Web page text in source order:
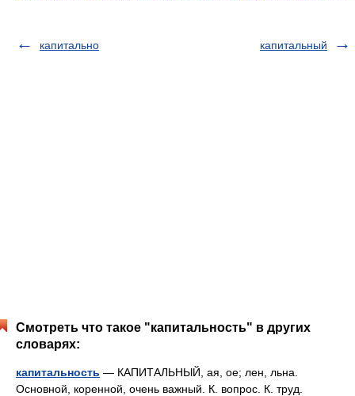
капитально капитальный
Смотреть что такое "капитальность" в других
словарях:
капитальность — КАПИТАЛЬНЫЙ, ая, ое; лен, льна.
Основной, коренной, очень важный. К. вопрос. К. труд.